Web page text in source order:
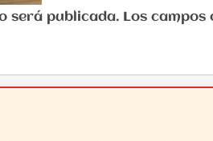
será publicada. Los